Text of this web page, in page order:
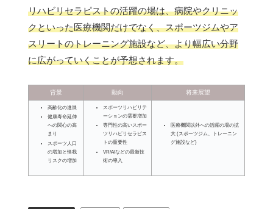
リハビリセラピストの活躍の場は、病院やクリニッ
クといった医療機関だけでなく、スポーツジムやア
スリートのトレーニング施設など、より幅広い分野
に広がっていくことが予想されます。
背景 動向 将来展望
高齢化の進展
健康寿命延伸
への関心の高
まり
スポーツ人口
の増加と怪我
リスクの増加
スポーツリハビリテ
ーションの需要増加
専門性の高いスポー
ツリハビリセラピス
トの重要性
VR/AIなどの最新技
術の導入
医療機関以外への活躍の場の拡
大 (スポーツジム、トレーニン
グ施設など)